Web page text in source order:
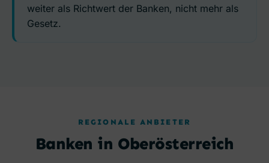
weiter als Richtwert der Banken, nicht mehr als
Gesetz.
REGIONALE ANBIETER
Banken in Oberösterreich